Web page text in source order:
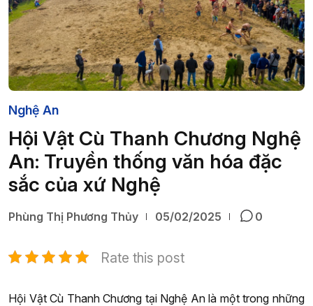
Nghệ An
Hội Vật Cù Thanh Chương Nghệ
An: Truyền thống văn hóa đặc
sắc của xứ Nghệ
Phùng Thị Phương Thủy 05/02/2025 0
Rate this post
Hội Vật Cù Thanh Chương tại Nghệ An là một trong những